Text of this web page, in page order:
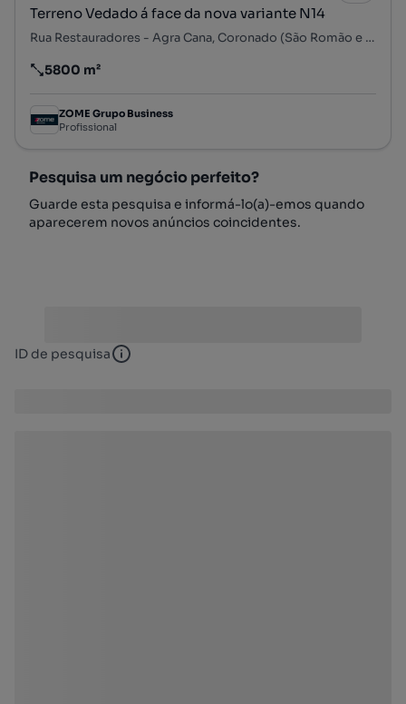
Terreno Vedado á face da nova variante N14
Rua Restauradores - Agra Cana, Coronado (São Romão e São Mamede), Trofa, Porto
Preço por metro quadrado
5800 m²
ZOME Grupo Business
Profissional
Pesquisa um negócio perfeito?
Guarde esta pesquisa e informá-lo(a)-emos quando
aparecerem novos anúncios coincidentes.
ID de pesquisa ID de pesquisa